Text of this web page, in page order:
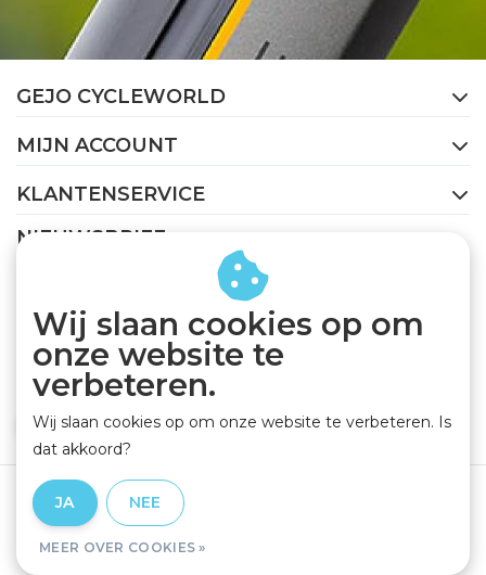
GEJO CYCLEWORLD
MIJN ACCOUNT
KLANTENSERVICE
NIEUWSBRIEF
Abonneer je op onze nieuwsbrief om op de hoogte te
ABONNEER
Algemene voorwaarden
Wij slaan cookies op om
onze website te
verbeteren.
Wij slaan cookies op om onze website te verbeteren. Is
dat akkoord?
JA NEE
MEER OVER COOKIES »